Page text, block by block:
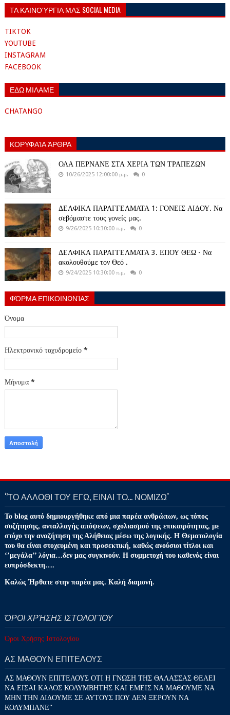
ΤΑ ΚΑΙΝΟΎΡΓΙΑ ΜΑΣ SOCIAL MEDIA
TIKTOK
YOUTUBE
INSTAGRAM
FACEBOOK
ΕΔΩ ΜΙΛΑΜΕ
CHATANGO
ΚΟΡΥΦΑΊΑ ΆΡΘΡΑ
ΟΛΑ ΠΕΡΝΑΝΕ ΣΤΑ ΧΕΡΙΑ ΤΩΝ ΤΡΑΠΕΖΩΝ
10/26/2025 12:00:00 μ.μ. 0
ΔΕΛΦΙΚΑ ΠΑΡΑΓΓΕΛΜΑΤΑ 1: ΓΟΝΕΙΣ ΑΙΔΟΥ. Να
σεβόμαστε τους γονείς μας.
9/26/2025 10:30:00 π.μ. 0
ΔΕΛΦΙΚΑ ΠΑΡΑΓΓΕΛΜΑΤΑ 3. ΕΠΟΥ ΘΕΩ - Να
ακολουθούμε τον Θεό .
9/24/2025 10:30:00 π.μ. 0
ΦΌΡΜΑ ΕΠΙΚΟΙΝΩΝΊΑΣ
Όνομα
Ηλεκτρονικό ταχυδρομείο *
Μήνυμα *
‘’ΤΟ ΑΛΛΟΘΙ ΤΟΥ ΕΓΩ, ΕΙΝΑΙ ΤΟ… ΝΟΜΙΖΩ''
Το blog αυτό δημιουργήθηκε από μια παρέα ανθρώπων, ως τόπος
συζήτησης, ανταλλαγής απόψεων, σχολιασμού της επικαιρότητας, με
στόχο την αναζήτηση της Αλήθειας μέσω της λογικής. Η Θεματολογία
του θα είναι στοχευμένη και προσεκτική, καθώς ανούσιοι τίτλοι και
‘’μεγάλα’’ λόγια…δεν μας συγκινούν. Η συμμετοχή του καθενός είναι
ευπρόσδεκτη….
Καλώς Ήρθατε στην παρέα μας. Καλή διαμονή.
ΌΡΟΙ ΧΡΉΣΗΣ ΙΣΤΟΛΟΓΊΟΥ
Όροι Χρήσης Ιστολογίου
ΑΣ ΜΑΘΟΥΝ ΕΠΙΤΕΛΟΥΣ
ΑΣ ΜΑΘΟΥΝ ΕΠΙΤΕΛΟΥΣ ΟΤΙ Η ΓΝΩΣΗ ΤΗΣ ΘΑΛΑΣΣΑΣ ΘΕΛΕΙ
ΝΑ ΕΙΣΑΙ ΚΑΛΟΣ ΚΟΛΥΜΒΗΤΗΣ ΚΑΙ ΕΜΕΙΣ ΝΑ ΜΑΘΟΥΜΕ ΝΑ
ΜΗΝ ΤΗΝ ΔΙΔΟΥΜΕ ΣΕ ΑΥΤΟΥΣ ΠΟΥ ΔΕΝ ΞΕΡΟΥΝ ΝΑ
ΚΟΛΥΜΠΑΝΕ''